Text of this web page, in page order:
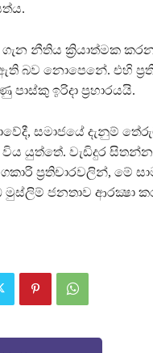
නීතිය ක්‍රියාත්මක කරන
බව නොපෙනේ. එහි
පාස්කු ඉරිදා ප්‍රහාරයයි.
සමාජයේ දැනුම්
විය යුත්තේ. වැඩිදුර
ප්‍රතිචාරවලින්, මේ
මුස්ලිම් ජනතාව ආරක්‍ෂා